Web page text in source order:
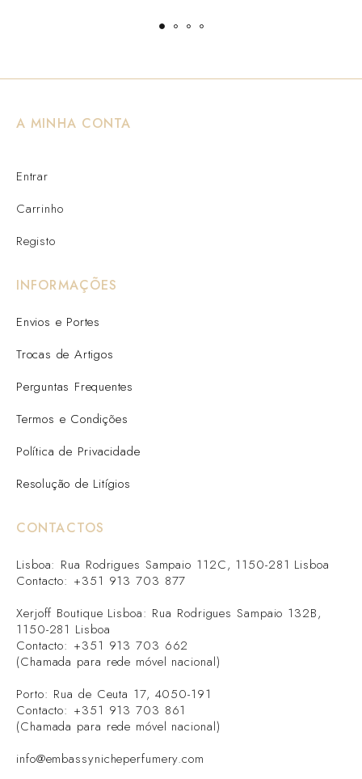
A MINHA CONTA
Entrar
Carrinho
Registo
INFORMAÇÕES
Envios e Portes
Trocas de Artigos
Perguntas Frequentes
Termos e Condições
Política de Privacidade
Resolução de Litígios
CONTACTOS
Lisboa: Rua Rodrigues Sampaio 112C, 1150-281 Lisboa
Contacto: +351 913 703 877
Xerjoff Boutique Lisboa: Rua Rodrigues Sampaio 132B,
1150-281 Lisboa
Contacto: +351 913 703 662
(Chamada para rede móvel nacional)
Porto: Rua de Ceuta 17, 4050-191
Contacto: +351 913 703 861
(Chamada para rede móvel nacional)
info@embassynicheperfumery.com